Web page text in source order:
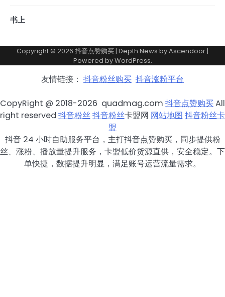
书上
Copyright © 2026 抖音点赞购买| Depth News byAscendoor|
Powered byWordPress.
友情链接： 抖音粉丝购买 抖音涨粉平台
CopyRight @ 2018-2026 quadmag.com 抖音点赞购买All
right reserved 抖音粉丝抖音粉丝卡盟网 网站地图 抖音粉丝卡
盟
抖音 24 小时自助服务平台，主打抖音点赞购买，同步提供粉
丝、涨粉、播放量提升服务，卡盟低价货源直供，安全稳定。下
单快捷，数据提升明显，满足账号运营流量需求。